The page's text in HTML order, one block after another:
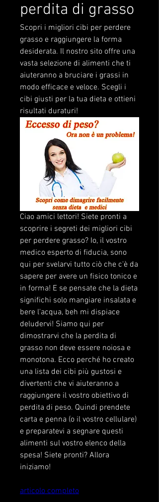
perdita di grasso
Scopri i migliori cibi per perdere
grasso e raggiungere la forma
desiderata. Il nostro sito offre una
vasta selezione di alimenti che ti
aiuteranno a bruciare i grassi in
modo efficace e veloce. Scegli i
cibi giusti per la tua dieta e ottieni
risultati duraturi!
Ciao amici lettori! Siete pronti a
scoprire i segreti dei migliori cibi
per perdere grasso? Io, il vostro
medico esperto di fiducia, sono
qui per svelarvi tutto ciò che c'è da
sapere per avere un fisico tonico e
in forma! E se pensate che la dieta
significhi solo mangiare insalata e
bere l'acqua, beh mi dispiace
deludervi! Siamo qui per
dimostrarvi che la perdita di
grasso non deve essere noiosa e
monotona. Ecco perché ho creato
una lista dei cibi più gustosi e
divertenti che vi aiuteranno a
raggiungere il vostro obiettivo di
perdita di peso. Quindi prendete
carta e penna (o il vostro cellulare)
e preparatevi a segnare questi
alimenti sul vostro elenco della
spesa! Siete pronti? Allora
iniziamo!
articolo completo